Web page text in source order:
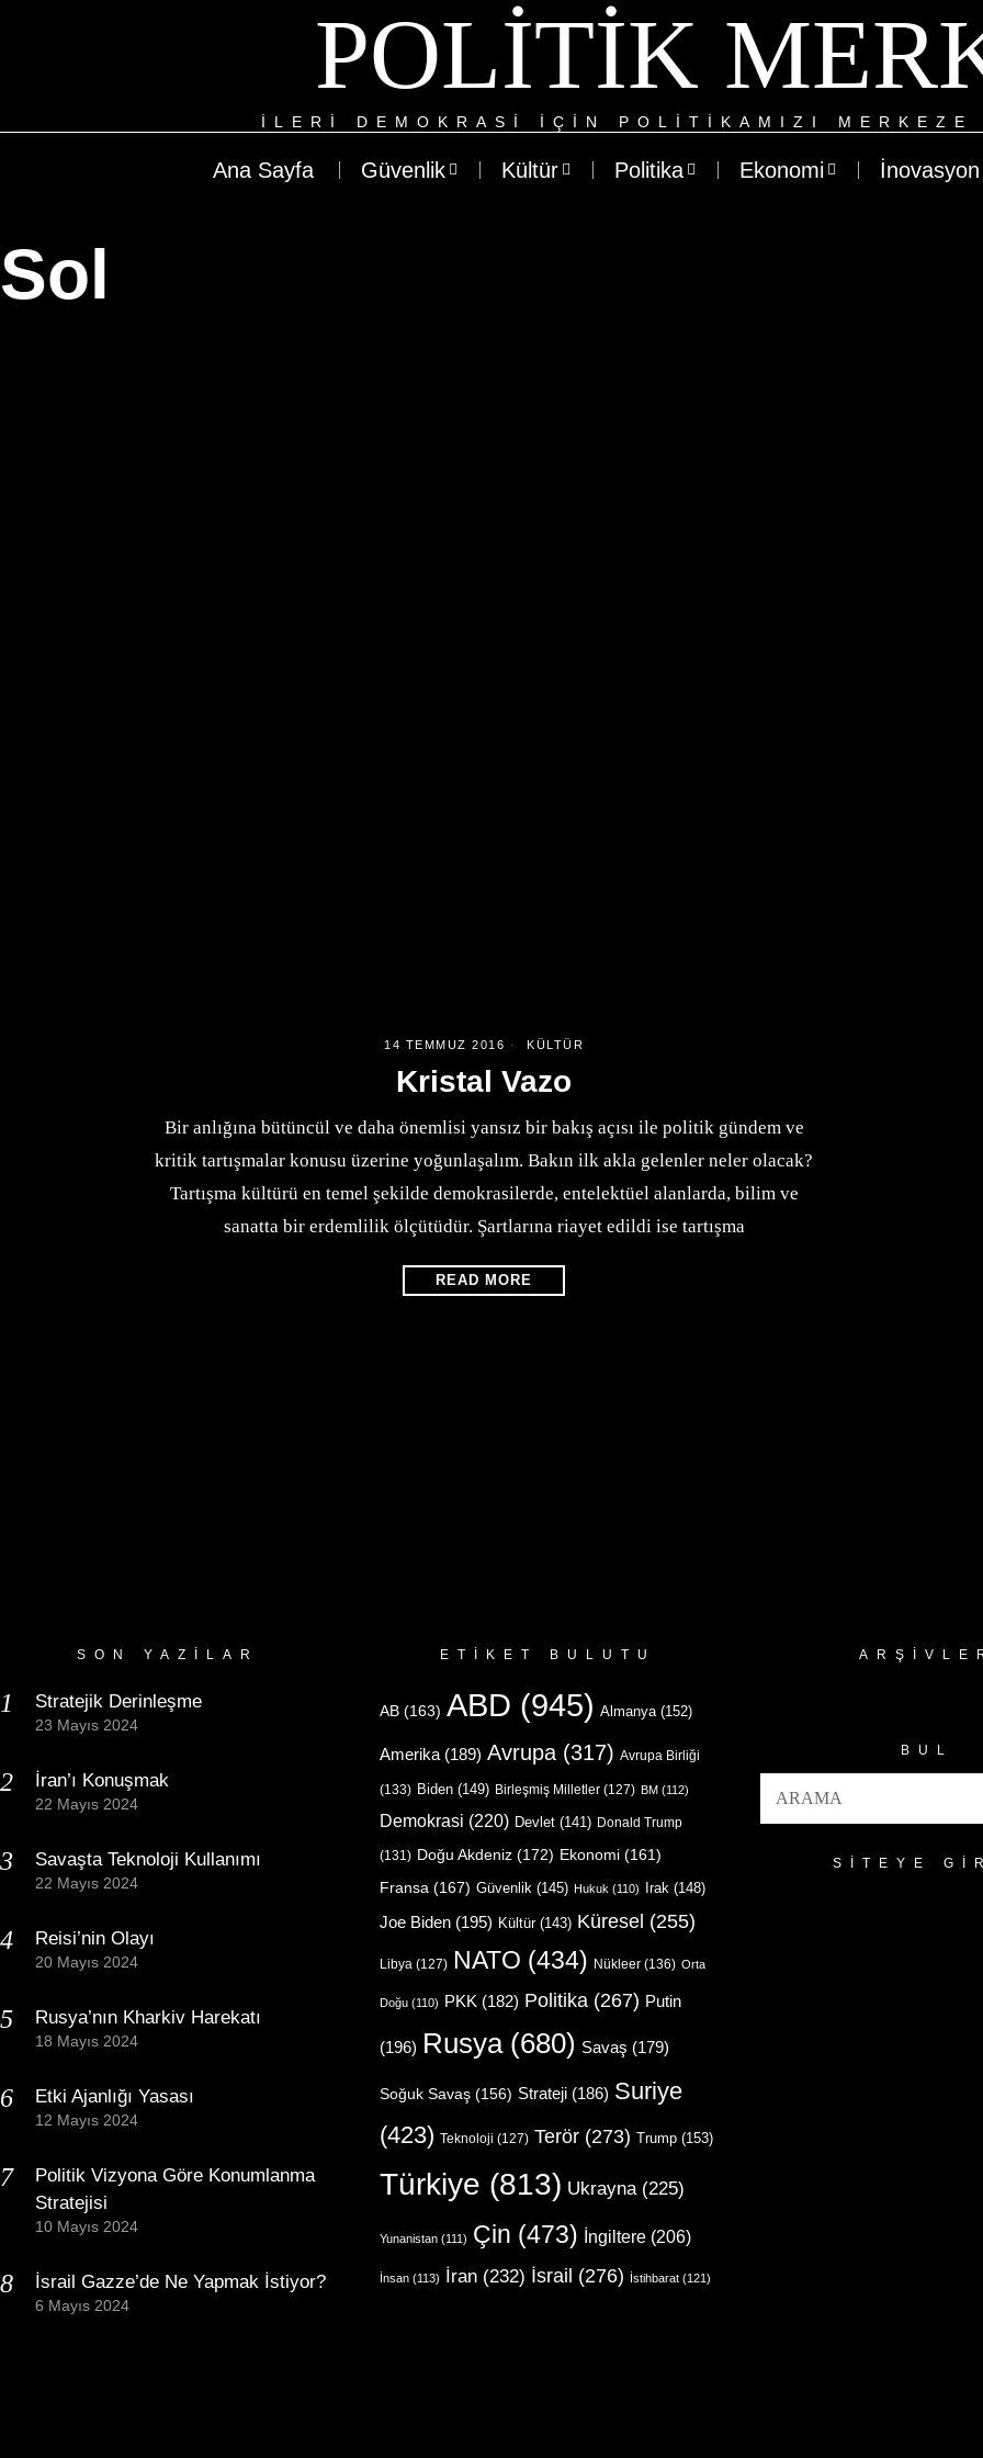
POLITIK
ILERI DEMOKRASI IÇIN POLITIKAMIZI
Ana Sayfa Güvenlik Kültür Politika Ekonomi İnovasyon
Sol
14 TEMMUZ 2016 KÜLTÜR
Kristal Vazo
Bir anlığına bütüncül ve daha önemlisi yansız bir bakış açısı ile politik gündem ve
kritik tartışmalar konusu üzerine yoğunlaşalım. Bakın ilk akla gelenler neler olacak?
Tartışma kültürü en temel şekilde demokrasilerde, entelektüel alanlarda, bilim ve
sanatta bir erdemlilik ölçütüdür. Şartlarına riayet edildi ise tartışma
READ MORE
SON YAZILAR
Stratejik Derinleşme
23 Mayıs 2024
İran’ı Konuşmak
22 Mayıs 2024
Savaşta Teknoloji Kullanımı
22 Mayıs 2024
Reisi’nin Olayı
20 Mayıs 2024
Rusya’nın Kharkiv Harekatı
18 Mayıs 2024
Etki Ajanlığı Yasası
12 Mayıs 2024
Politik Vizyona Göre Konumlanma
Stratejisi
10 Mayıs 2024
İsrail Gazze’de Ne Yapmak İstiyor?
6 Mayıs 2024
ETIKET BULUTU
AB (163) ABD (945) Almanya (152)
Amerika (189) Avrupa (317) Avrupa Birliği
(133) Biden (149) Birleşmiş Milletler (127) BM (112)
Demokrasi (220) Devlet (141) Donald Trump
(131) Doğu Akdeniz (172) Ekonomi (161)
Fransa (167) Güvenlik (145) Hukuk (110) Irak (148)
Joe Biden (195) Kültür(143) Küresel (255)
Libya (127) NATO (434) Nükleer (136) Orta
Doğu (110) PKK (182) Politika (267) Putin
(196) Rusya(680) Savaş (179)
Soğuk Savaş (156) Strateji (186) Suriye
(423) Teknoloji (127) Terör (273) Trump (153)
Türkiye (813) Ukrayna(225)
Yunanistan (111) Çin (473) İngiltere (206)
İnsan (113) İran (232) İsrail (276) İstihbarat (121)
BUL
SITEYE